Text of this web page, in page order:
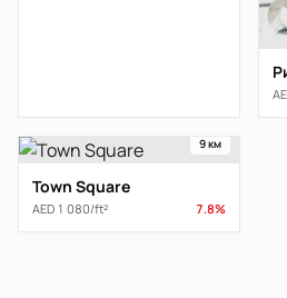
9 км
Town Square
AED 1 080/ft² 7.8%